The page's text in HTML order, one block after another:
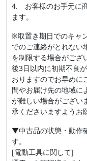
4. お客様のお手元に
ます。
※取置き期日でのキャ
でのご連絡がとれない
を制限する場合がご
後3日以内に初期不良
おりますのでお早め
間やお届け先の地域に
が難しい場合がござい
承くださいますようお
▼中古品の状態・動作
す。
[電動工具に関して]